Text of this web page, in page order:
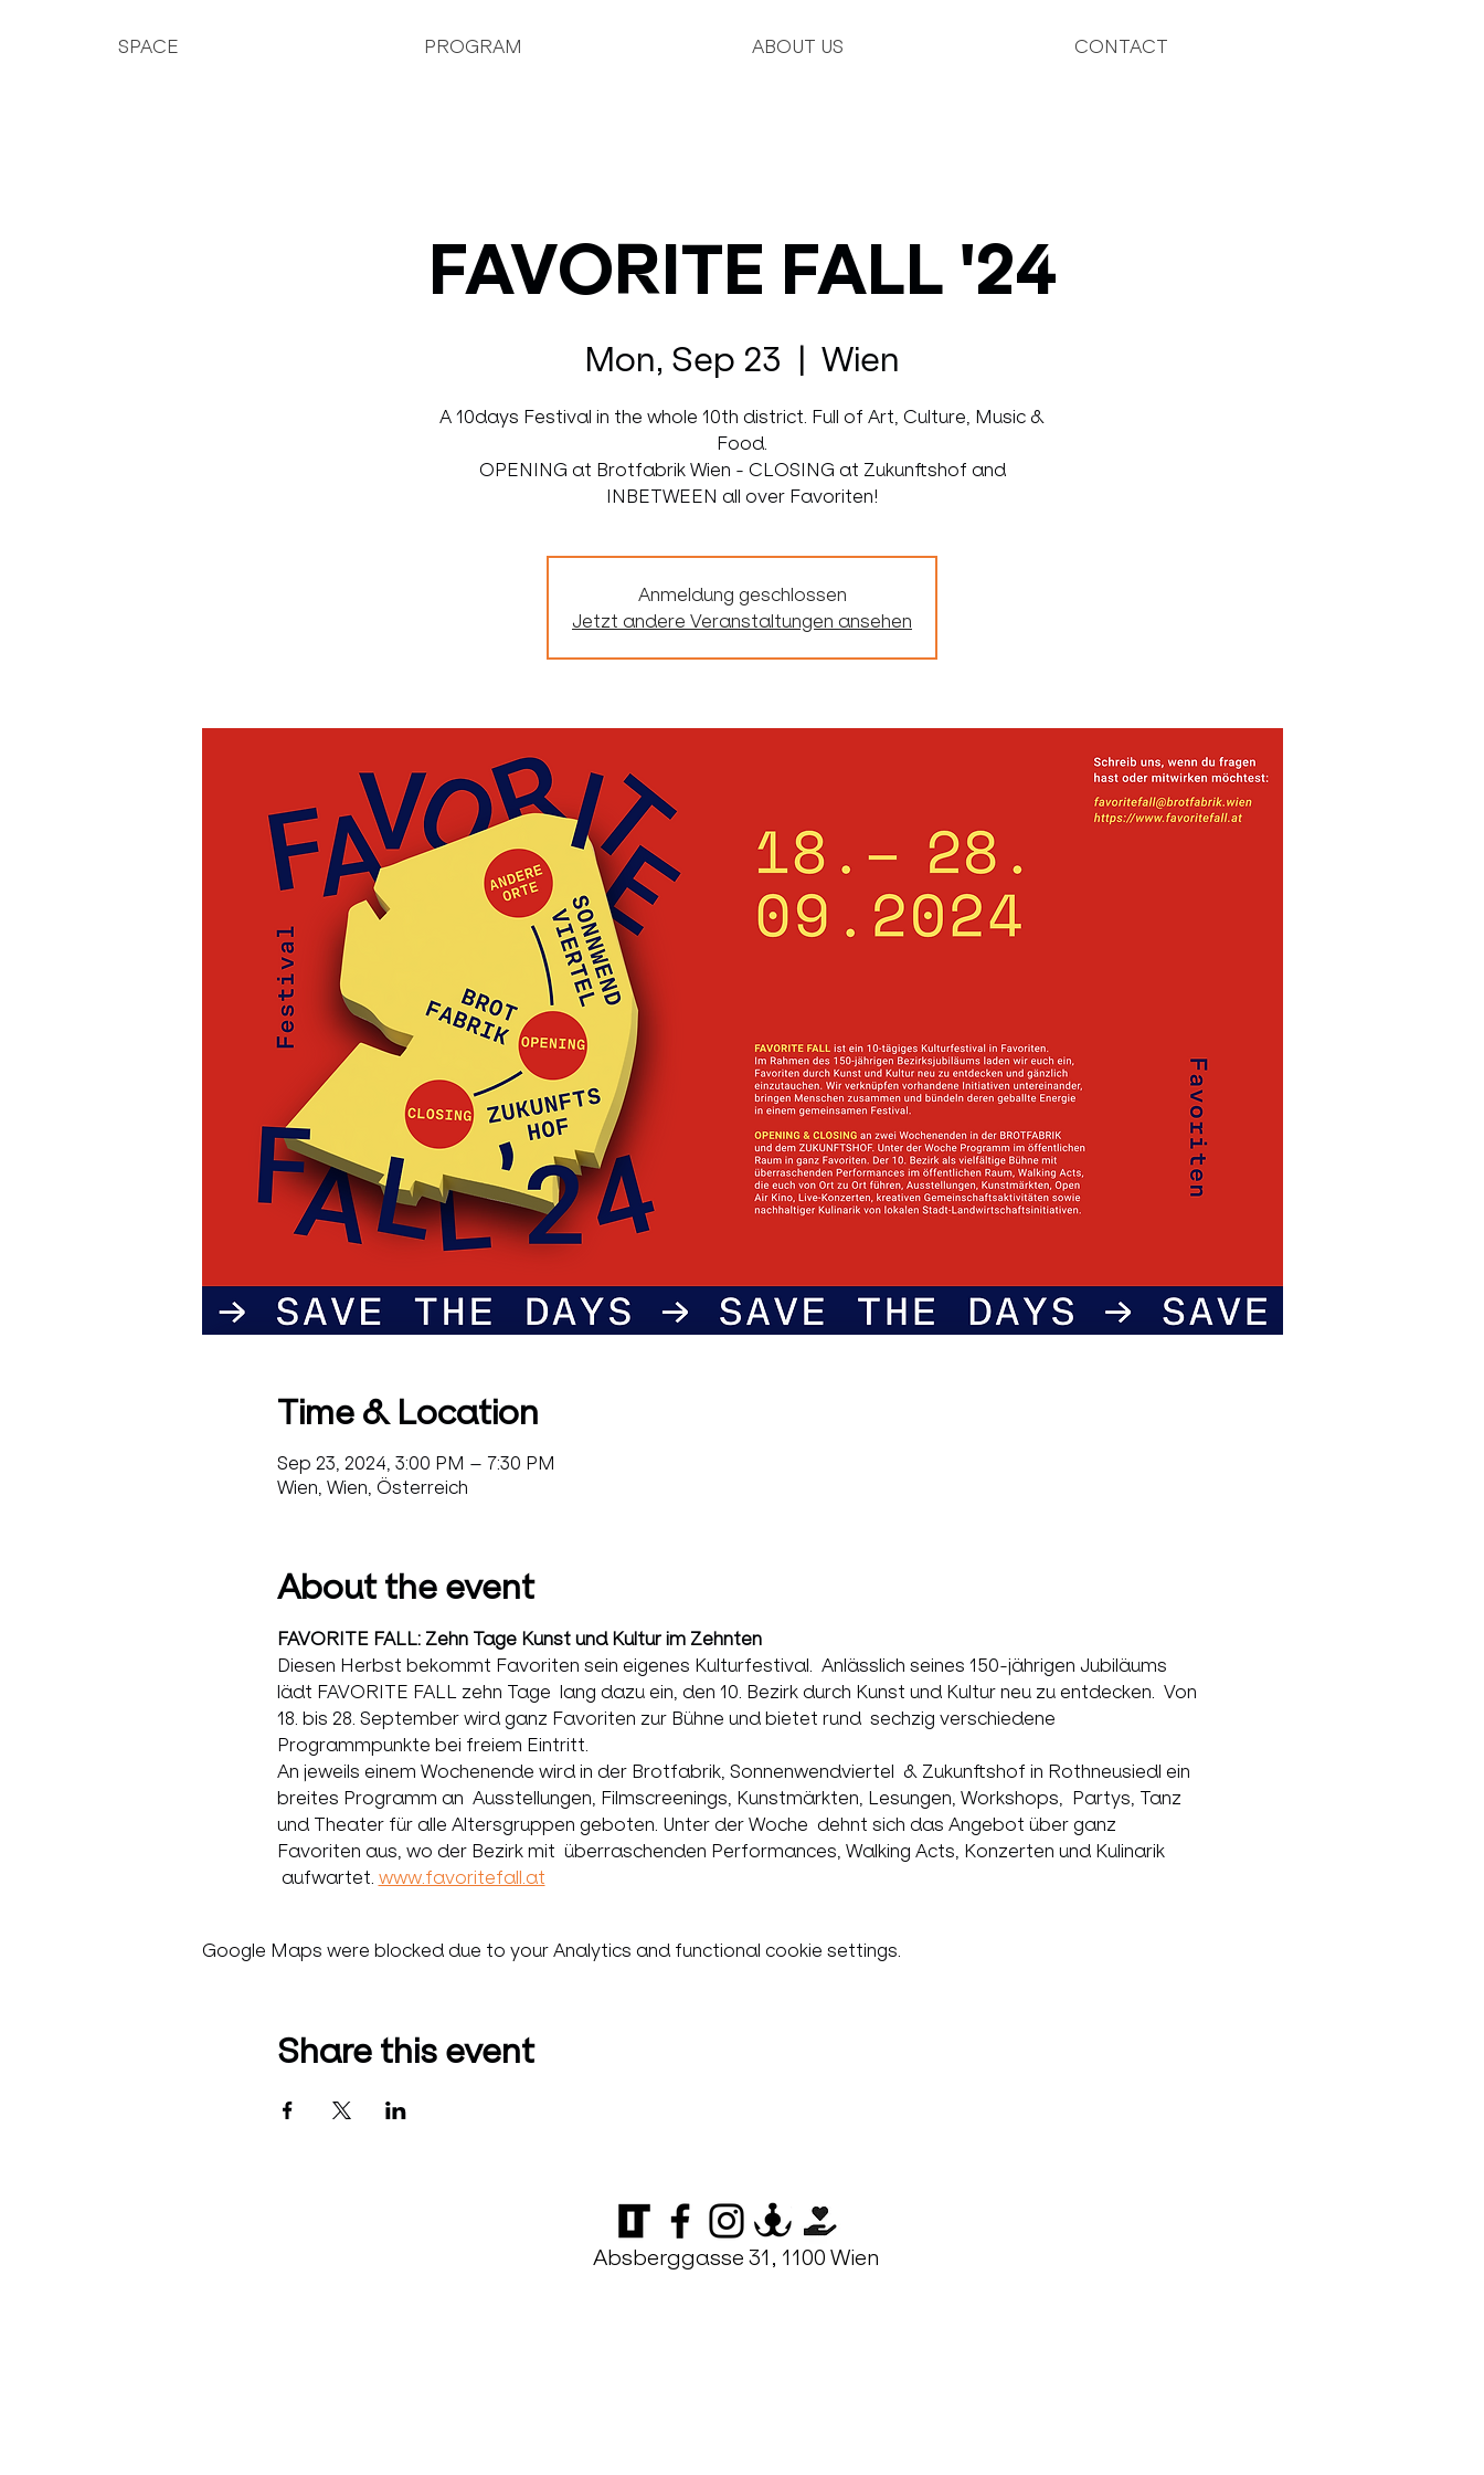
SPACE PROGRAM ABOUT US CONTACT
FAVORITE FALL '24
Mon, Sep 23
  |
Wien
A 10days Festival in the whole 10th district. Full of Art, Culture, Music &
Food.
OPENING at Brotfabrik Wien - CLOSING at Zukunftshof and
INBETWEEN all over Favoriten!
Anmeldung geschlossen
Jetzt andere Veranstaltungen ansehen
Time & Location
Sep 23, 2024, 3:00 PM – 7:30 PM
Wien, Wien, Österreich
About the event
FAVORITE FALL: Zehn Tage Kunst und Kultur im Zehnten
Diesen Herbst bekommt Favoriten sein eigenes Kulturfestival.  Anlässlich seines 150-jährigen Jubiläums
lädt FAVORITE FALL zehn Tage  lang dazu ein, den 10. Bezirk durch Kunst und Kultur neu zu entdecken.  Von
18. bis 28. September wird ganz Favoriten zur Bühne und bietet rund  sechzig verschiedene
Programmpunkte bei freiem Eintritt.
An jeweils einem Wochenende wird in der Brotfabrik, Sonnenwendviertel  & Zukunftshof in Rothneusiedl ein
breites Programm an  Ausstellungen, Filmscreenings, Kunstmärkten, Lesungen, Workshops,  Partys, Tanz
und Theater für alle Altersgruppen geboten. Unter der Woche  dehnt sich das Angebot über ganz
Favoriten aus, wo der Bezirk mit  überraschenden Performances, Walking Acts, Konzerten und Kulinarik
aufwartet. www.favoritefall.at
Google Maps were blocked due to your Analytics and functional cookie settings.
Share this event
Absberggasse 31, 1100 Wien